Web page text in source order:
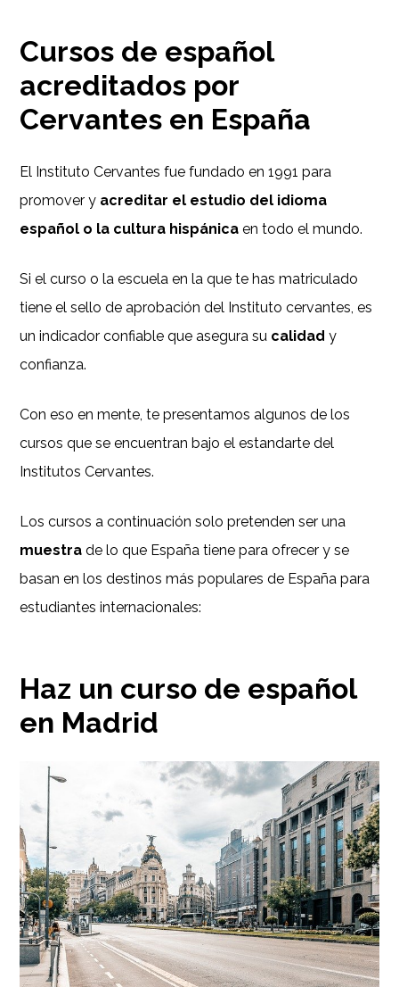
Cursos de español
acreditados por
Cervantes en España
El Instituto Cervantes fue fundado en 1991 para
promover y acreditar el estudio del idioma
español o la cultura hispánica en todo el mundo.
Si el curso o la escuela en la que te has matriculado
tiene el sello de aprobación del Instituto cervantes, es
un indicador confiable que asegura su calidad y
confianza.
Con eso en mente, te presentamos algunos de los
cursos que se encuentran bajo el estandarte del
Institutos Cervantes.
Los cursos a continuación solo pretenden ser una
muestra de lo que España tiene para ofrecer y se
basan en los destinos más populares de España para
estudiantes internacionales:
Haz un curso de español
en Madrid